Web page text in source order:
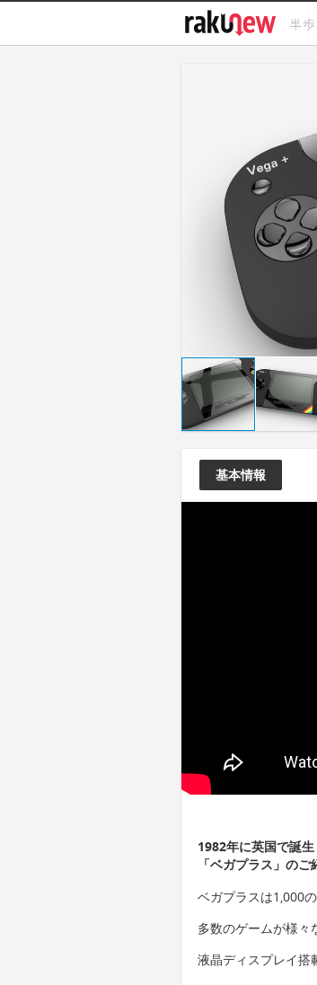
基本情報
1982年に英国で誕
「ベガプラス」のご
ベガプラスは1,000
多数のゲームが様々
液晶ディスプレイ搭